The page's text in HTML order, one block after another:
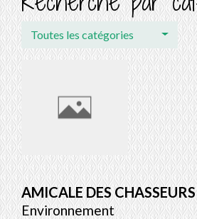
Toutes les catégories
AMICALE DES CHASSEURS
Environnement